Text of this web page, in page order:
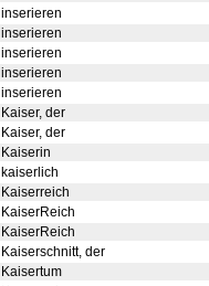
inserieren
inserieren
inserieren
inserieren
inserieren
Kaiser, der
Kaiser, der
Kaiserin
kaiserlich
Kaiserreich
KaiserReich
KaiserReich
Kaiserschnitt, der
Kaisertum